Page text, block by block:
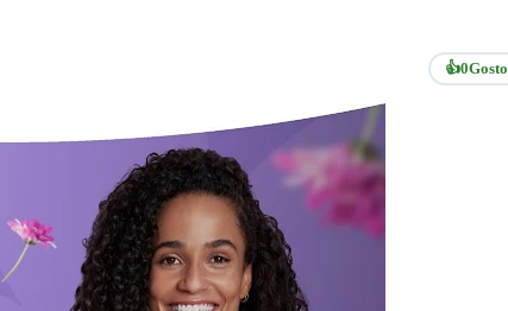
👍0Gosto